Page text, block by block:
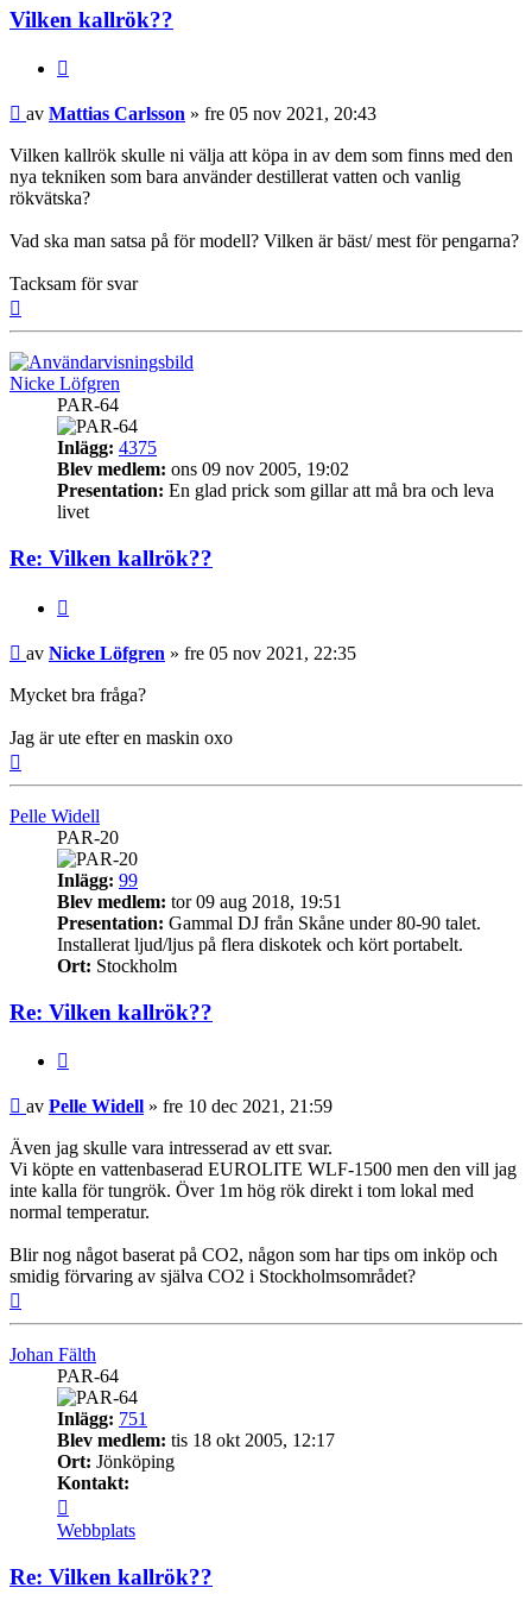
Vilken kallrök??
Inlägg
av Mattias Carlsson » fre 05 nov 2021, 20:43
Vilken kallrök skulle ni välja att köpa in av dem som finns med den
nya tekniken som bara använder destillerat vatten och vanlig
rökvätska?
Vad ska man satsa på för modell? Vilken är bäst/ mest för pengarna?
Tacksam för svar
Nicke Löfgren
PAR-64
Inlägg: 4375
Blev medlem: ons 09 nov 2005, 19:02
Presentation: En glad prick som gillar att må bra och leva
livet
Re: Vilken kallrök??
Inlägg
av Nicke Löfgren » fre 05 nov 2021, 22:35
Mycket bra fråga?
Jag är ute efter en maskin oxo
Pelle Widell
PAR-20
Inlägg: 99
Blev medlem: tor 09 aug 2018, 19:51
Presentation: Gammal DJ från Skåne under 80-90 talet.
Installerat ljud/ljus på flera diskotek och kört portabelt.
Ort: Stockholm
Re: Vilken kallrök??
Inlägg
av Pelle Widell » fre 10 dec 2021, 21:59
Även jag skulle vara intresserad av ett svar.
Vi köpte en vattenbaserad EUROLITE WLF-1500 men den vill jag
inte kalla för tungrök. Över 1m hög rök direkt i tom lokal med
normal temperatur.
Blir nog något baserat på CO2, någon som har tips om inköp och
smidig förvaring av själva CO2 i Stockholmsområdet?
Johan Fälth
PAR-64
Inlägg: 751
Blev medlem: tis 18 okt 2005, 12:17
Ort: Jönköping
Kontakt:
Johan
Fälth
Webbplats
Re: Vilken kallrök??